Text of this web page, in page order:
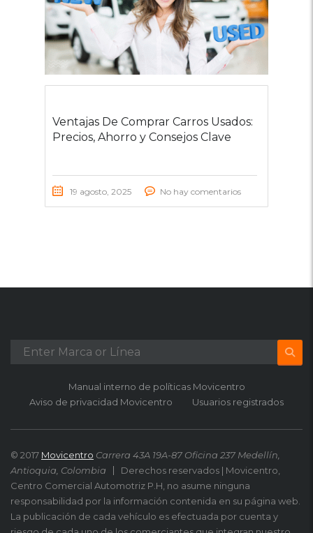
Ventajas De Comprar Carros Usados:
Precios, Ahorro y Consejos Clave
19 agosto, 2025 No hay comentarios
Manual interno de políticas Movicentro
Aviso de privacidad Movicentro
Usuarios registrados
© 2017 Movicentro Carrera 43A 19A-87 Oficina 237 Medellín,
Antioquia, Colombia
Derechos reservados | Movicentro,
Centro Comercial Automotriz P.H, no asume ninguna
responsabilidad por la información contenida en su página web.
La publicación de cada vehículo es efectuada por cuenta y